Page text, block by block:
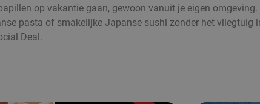
op vakantie gaan, gewoon vanuit je eigen
pasta of smakelijke Japanse sushi zonder het vliegtuig
Deal.